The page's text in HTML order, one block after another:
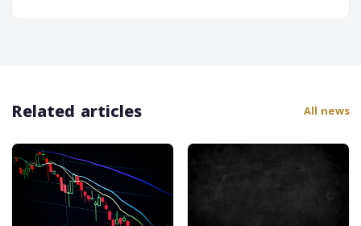
Related articles All news